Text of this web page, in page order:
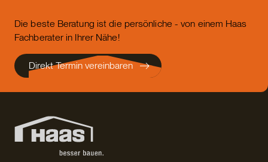
Die beste Beratung ist die persönliche - von einem Haas
Fachberater in Ihrer Nähe!
Direkt Termin vereinbaren